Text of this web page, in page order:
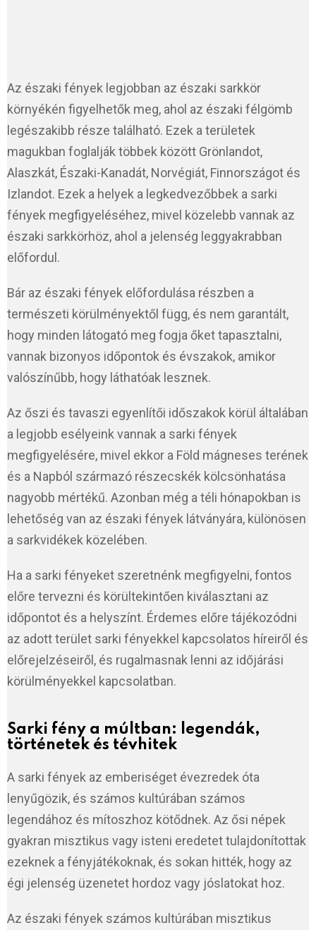
Az északi fények legjobban az északi sarkkör
környékén figyelhetők meg, ahol az északi félgömb
legészakibb része található. Ezek a területek
magukban foglalják többek között Grönlandot,
Alaszkát, Északi-Kanadát, Norvégiát, Finnországot és
Izlandot. Ezek a helyek a legkedvezőbbek a sarki
fények megfigyeléséhez, mivel közelebb vannak az
északi sarkkörhöz, ahol a jelenség leggyakrabban
előfordul.
Bár az északi fények előfordulása részben a
természeti körülményektől függ, és nem garantált,
hogy minden látogató meg fogja őket tapasztalni,
vannak bizonyos időpontok és évszakok, amikor
valószínűbb, hogy láthatóak lesznek.
Az őszi és tavaszi egyenlítői időszakok körül általában
a legjobb esélyeink vannak a sarki fények
megfigyelésére, mivel ekkor a Föld mágneses terének
és a Napból származó részecskék kölcsönhatása
nagyobb mértékű. Azonban még a téli hónapokban is
lehetőség van az északi fények látványára, különösen
a sarkvidékek közelében.
Ha a sarki fényeket szeretnénk megfigyelni, fontos
előre tervezni és körültekintően kiválasztani az
időpontot és a helyszínt. Érdemes előre tájékozódni
az adott terület sarki fényekkel kapcsolatos híreiről és
előrejelzéseiről, és rugalmasnak lenni az időjárási
körülményekkel kapcsolatban.
Sarki fény a múltban: legendák,
történetek és tévhitek
A sarki fények az emberiséget évezredek óta
lenyűgözik, és számos kultúrában számos
legendához és mítoszhoz kötődnek. Az ősi népek
gyakran misztikus vagy isteni eredetet tulajdonítottak
ezeknek a fényjátékoknak, és sokan hitték, hogy az
égi jelenség üzenetet hordoz vagy jóslatokat hoz.
Az északi fények számos kultúrában misztikus